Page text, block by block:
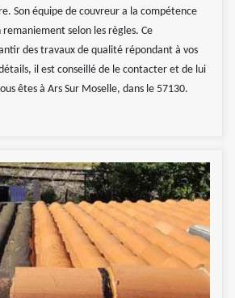
Son équipe de couvreur a la compétence
selon les règles. Ce
des travaux de qualité répondant à vos
il est conseillé de le contacter et de lui
êtes à Ars Sur Moselle, dans le 57130.